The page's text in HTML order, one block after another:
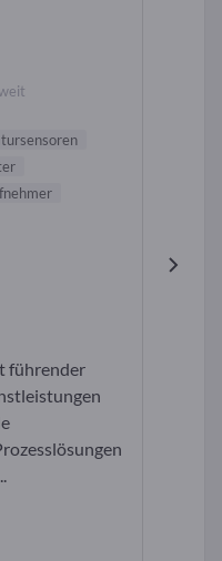
führender